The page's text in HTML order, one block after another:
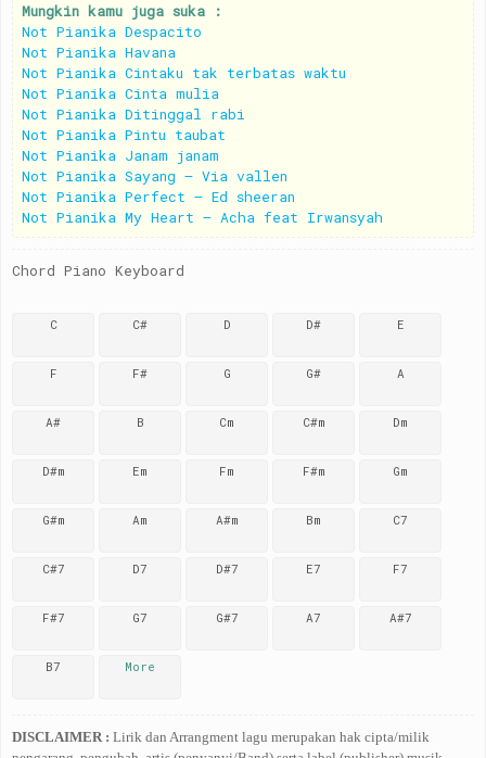
Mungkin kamu juga suka :
Not Pianika Despacito
Not Pianika Havana
Not Pianika Cintaku tak terbatas waktu
Not Pianika Cinta mulia
Not Pianika Ditinggal rabi
Not Pianika Pintu taubat
Not Pianika Janam janam
Not Pianika Sayang – Via vallen
Not Pianika Perfect – Ed sheeran
Not Pianika My Heart – Acha feat Irwansyah
Chord Piano Keyboard
C C# D D# E
F F# G G# A
A# B Cm C#m Dm
D#m Em Fm F#m Gm
G#m Am A#m Bm C7
C#7 D7 D#7 E7 F7
F#7 G7 G#7 A7 A#7
B7 More
DISCLAIMER : Lirik dan Arrangment lagu merupakan hak cipta/milik